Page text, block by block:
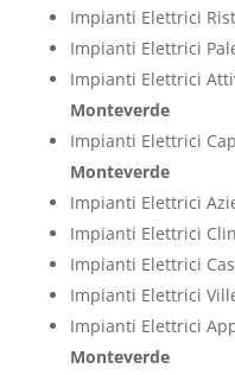
Impianti Elettrici
Impianti Elettrici
Impianti Elettrici
Monteverde
Impianti Elettrici
Monteverde
Impianti Elettrici
Impianti Elettrici
Impianti Elettrici
Impianti Elettrici
Impianti Elettrici
Monteverde